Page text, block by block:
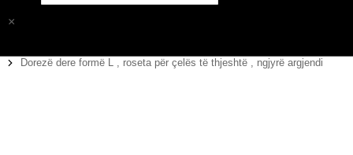
×
You are here:
Dorezë dere formë L , roseta për çelës të thjeshtë , ngjyrë argjendi